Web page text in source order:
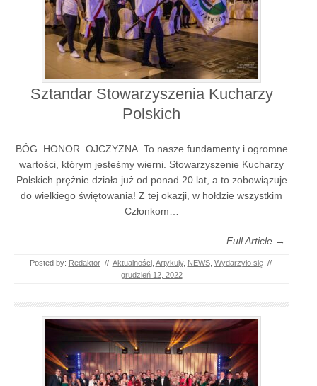
Sztandar Stowarzyszenia Kucharzy
Polskich
BÓG. HONOR. OJCZYZNA. To nasze fundamenty i ogromne
wartości, którym jesteśmy wierni. Stowarzyszenie Kucharzy
Polskich prężnie działa już od ponad 20 lat, a to zobowiązuje
do wielkiego świętowania! Z tej okazji, w hołdzie wszystkim
Członkom…
Full Article →
Posted by: Redaktor // Aktualności, Artykuły, NEWS, Wydarzyło się //
grudzień 12, 2022